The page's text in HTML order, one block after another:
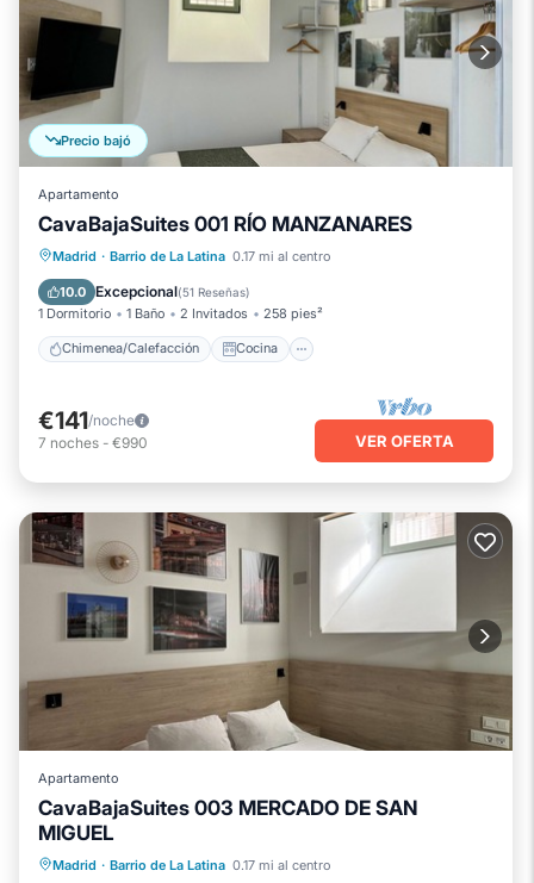
Precio bajó
Apartamento
CavaBajaSuites 001 RÍO MANZANARES
Madrid · Barrio de La Latina 0.17 mi al centro
10.0 Excepcional(51 Reseñas)
1 Dormitorio 1 Baño 2 Invitados 258 pies²
Chimenea/Calefacción Cocina
Chimenea/Calefacción
Cocina
Aire acondicionado
€141/noche
7 noches - €990 VER OFERTA
Apartamento
CavaBajaSuites 003 MERCADO DE SAN
MIGUEL
Madrid · Barrio de La Latina 0.17 mi al centro
Chimenea/Calefacción
Cocina